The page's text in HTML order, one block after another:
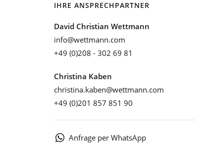
IHRE ANSPRECHPARTNER
David Christian Wettmann
info@wettmann.com
+49 (0)208 - 302 69 81
Christina Kaben
christina.kaben@wettmann.com
+49 (0)201 857 851 90
Anfrage per WhatsApp